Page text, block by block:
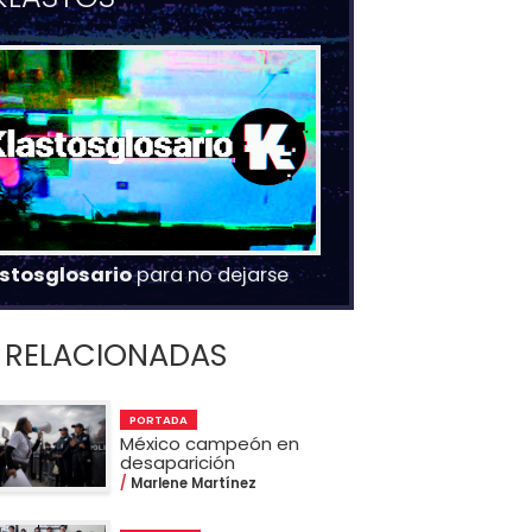
para no dejarse
RELACIONADAS
PORTADA
México campeón en
desaparición
Marlene Martínez